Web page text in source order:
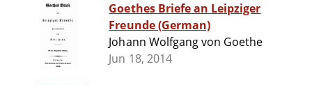
Goethes Briefe an Leipziger
Freunde (German)
Johann Wolfgang von Goethe
Jun 18, 2014